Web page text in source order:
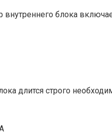
блока
длится строго